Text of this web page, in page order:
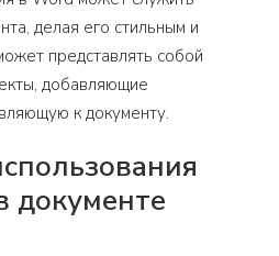
делая его стильным и
представлять собой
добавляющие
к документу.
документе